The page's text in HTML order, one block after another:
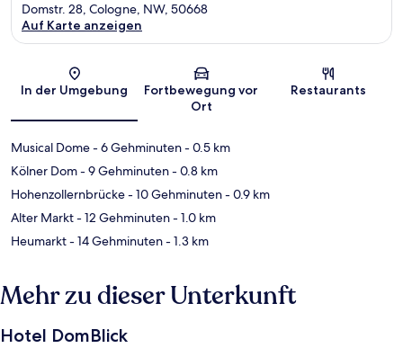
Karte
Domstr. 28, Cologne, NW, 50668
Auf Karte anzeigen
In der Umgebung
Fortbewegung vor
Ort
Restaurants
Musical Dome- 6 Gehminuten- 0.5 km
Kölner Dom- 9 Gehminuten- 0.8 km
Hohenzollernbrücke- 10 Gehminuten- 0.9 km
Alter Markt- 12 Gehminuten- 1.0 km
Heumarkt- 14 Gehminuten- 1.3 km
Mehr zu dieser Unterkunft
Hotel DomBlick